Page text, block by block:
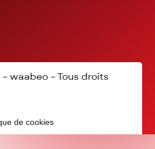
–waabeo – Tous droits
de cookies